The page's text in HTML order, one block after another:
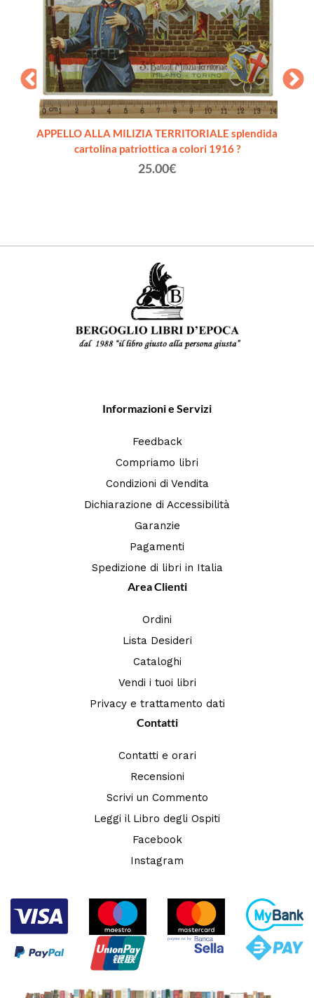
APPELLO ALLA MILIZIA TERRITORIALE splendida
cartolina patriottica a colori 1916 ?
25.00€
Informazioni e Servizi
Feedback
Compriamo libri
Condizioni di Vendita
Dichiarazione di Accessibilità
Garanzie
Pagamenti
Spedizione di libri in Italia
Area Clienti
Ordini
Lista Desideri
Cataloghi
Vendi i tuoi libri
Privacy e trattamento dati
Contatti
Contatti e orari
Recensioni
Scrivi un Commento
Leggi il Libro degli Ospiti
Facebook
Instagram